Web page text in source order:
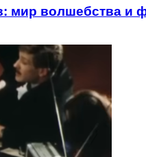
мир волшебства и